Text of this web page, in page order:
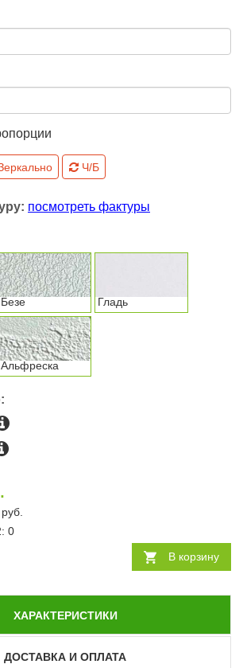
Ч/Б
посмотреть фактуры
Безе Гладь
Альфреска
руб.
: 0
В корзину
ХАРАКТЕРИСТИКИ
ДОСТАВКА И ОПЛАТА